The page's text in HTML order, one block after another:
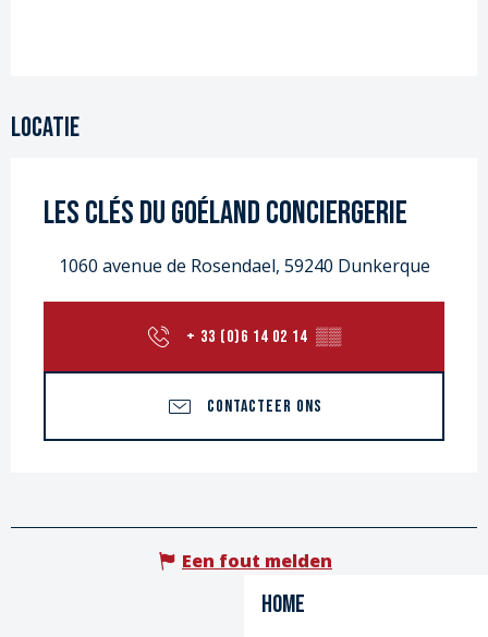
Home
Locatie
Les clés du Goéland Conciergerie
1060 avenue de Rosendael, 59240 Dunkerque
+ 33 (0)6 14 02 14 ▒▒
CONTACTEER ONS
Een fout melden